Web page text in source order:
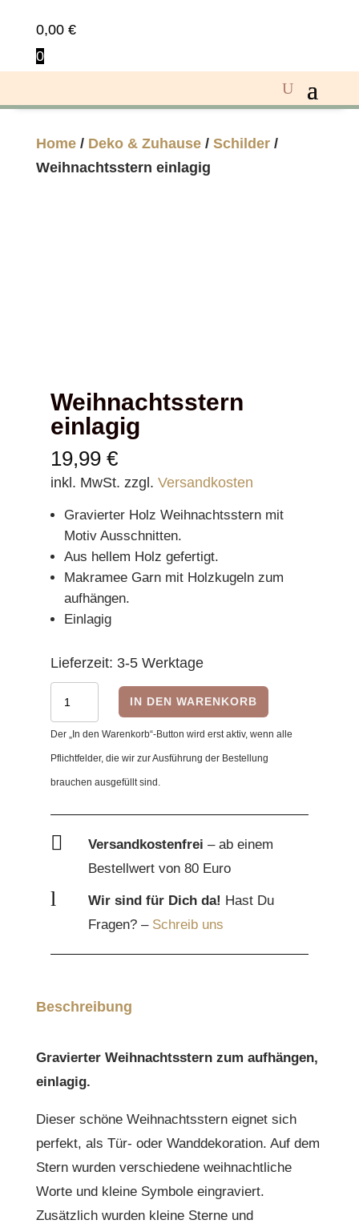
0,00 €
0
Home/ Deko & Zuhause/ Schilder/
Weihnachtsstern einlagig
Weihnachtsstern
einlagig
19,99 €
inkl. MwSt. zzgl. Versandkosten
Gravierter Holz Weihnachtsstern mit
Motiv Ausschnitten.
Aus hellem Holz gefertigt.
Makramee Garn mit Holzkugeln zum
aufhängen.
Einlagig
Lieferzeit: 3-5 Werktage
Weihnachtsstern
einlagig
Menge
IN DEN WARENKORB
Der „In den Warenkorb“-Button wird erst aktiv, wenn alle
Pflichtfelder, die wir zur Ausführung der Bestellung
brauchen ausgefüllt sind.
 Versandkostenfrei – ab einem
Bestellwert von 80 Euro
l Wir sind für Dich da! Hast Du
Fragen? – Schreib uns
Beschreibung
Gravierter Weihnachtsstern zum aufhängen,
einlagig.
Dieser schöne Weihnachtsstern eignet sich
perfekt, als Tür- oder Wanddekoration. Auf dem
Stern wurden verschiedene weihnachtliche
Worte und kleine Symbole eingraviert.
Zusätzlich wurden kleine Sterne und